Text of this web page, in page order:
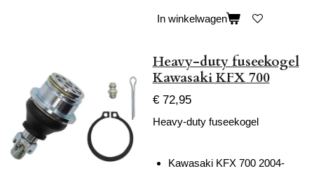
In winkelwagen
Heavy-duty fuseekogel
Kawasaki KFX 700
€ 72,95
Heavy-duty fuseekogel
Kawasaki KFX 700 2004-